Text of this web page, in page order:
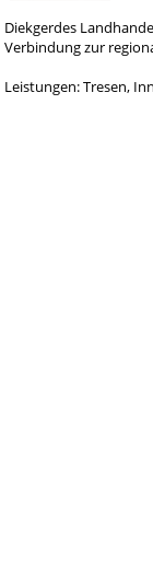
Diekgerdes
Verbindung zur
Leistungen: Tresen,